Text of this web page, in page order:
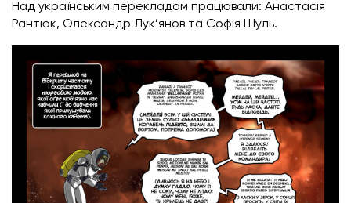
Над українським перекладом працювали: Анастасія
Рантюк, Олександр Лук’янов та Софія Шуль.